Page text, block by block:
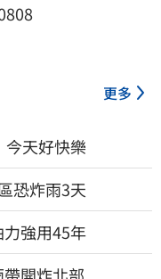
更多
天好快樂
恐炸雨3天
強用45年